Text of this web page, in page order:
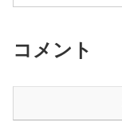
コメント